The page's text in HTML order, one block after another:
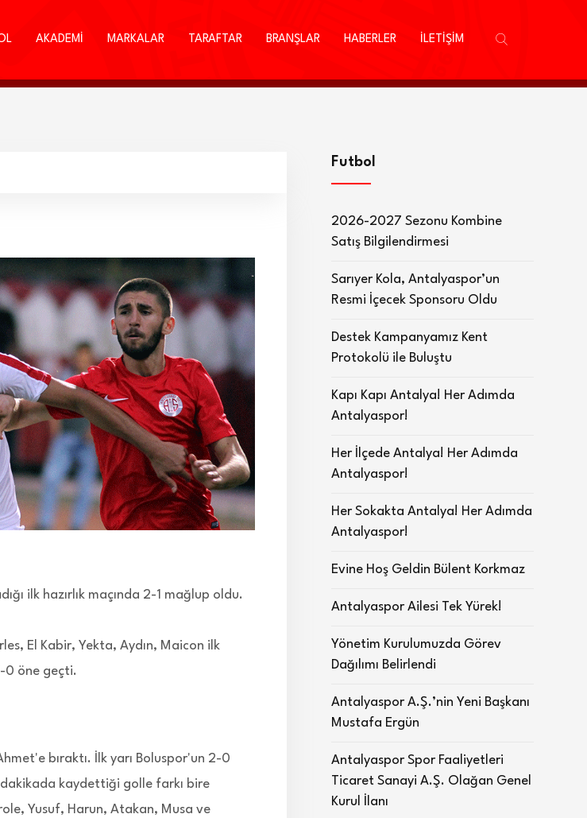
AKADEMİ MARKALAR TARAFTAR BRANŞLAR HABERLER İLETİŞİM
ilk hazırlık maçında 2-1 mağlup oldu.
El Kabir, Yekta, Aydın, Maicon ilk
0 öne geçti.
bıraktı. İlk yarı Boluspor'un 2-0
kaydettiği golle farkı bire
Yusuf, Harun, Atakan, Musa ve
Futbol
2026-2027 Sezonu Kombine
Satış Bilgilendirmesi
Sarıyer Kola, Antalyaspor’un
Resmi İçecek Sponsoru Oldu
Destek Kampanyamız Kent
Protokolü ile Buluştu
Kapı Kapı Antalya! Her Adımda
Antalyaspor!
Her İlçede Antalya! Her Adımda
Antalyaspor!
Her Sokakta Antalya! Her Adımda
Antalyaspor!
Evine Hoş Geldin Bülent Korkmaz
Antalyaspor Ailesi Tek Yürek!
Yönetim Kurulumuzda Görev
Dağılımı Belirlendi
Antalyaspor A.Ş.’nin Yeni Başkanı
Mustafa Ergün
Antalyaspor Spor Faaliyetleri
Ticaret Sanayi A.Ş. Olağan Genel
Kurul İlanı